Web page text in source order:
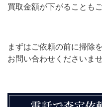
買取金額が下がることも
まずはご依頼の前に掃除
お問い合わせくださいませ